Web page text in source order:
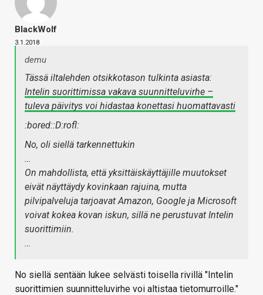
BlackWolf
3.1.2018
demu
Tässä iltalehden otsikkotason tulkinta asiasta:
Intelin suorittimissa vakava suunnitteluvirhe –
tuleva päivitys voi hidastaa konettasi huomattavasti
:bored::D:rofl:
No, oli siellä tarkennettukin
…
On mahdollista, että yksittäiskäyttäjille muutokset
eivät näyttäydy kovinkaan rajuina, mutta
pilvipalveluja tarjoavat Amazon, Google ja Microsoft
voivat kokea kovan iskun, sillä ne perustuvat Intelin
suorittimiin.
…
No siellä sentään lukee selvästi toisella rivillä "Intelin
suorittimien suunnitteluvirhe voi altistaa tietomurroille."